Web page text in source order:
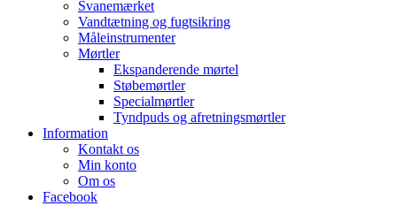
Svanemærket
Vandtætning og fugtsikring
Måleinstrumenter
Mørtler
Ekspanderende mørtel
Støbemørtler
Specialmørtler
Tyndpuds og afretningsmørtler
Information
Kontakt os
Min konto
Om os
Facebook